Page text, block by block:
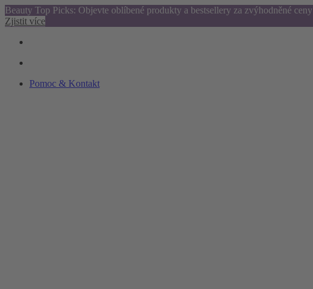
Beauty Top Picks: Objevte oblíbené produkty a bestsellery za zvýhodněné ceny
Zjistit více
Pomoc & Kontakt